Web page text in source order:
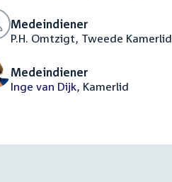
Medeindiener
P.H. Omtzigt, Tweede Kamerlid
Medeindiener
Inge van Dijk, Kamerlid